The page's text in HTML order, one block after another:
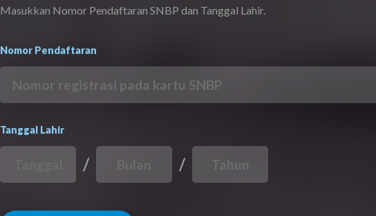
Masukkan Nomor Pendaftaran SNBP dan Tanggal Lahir.
Nomor Pendaftaran
Tanggal Lahir
/ /